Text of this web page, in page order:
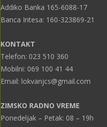
Addiko Banka 165-6088-17
Banca Intesa: 160-323869-21
KONTAKT
Telefon: 023 510 360
Mobilni: 069 100 41 44
Email: lokvanjcs@gmail.com
ZIMSKO RADNO VREME
Ponedeljak – Petak: 08 – 19h